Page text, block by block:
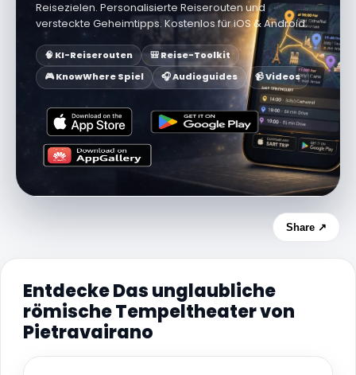
Reisezielen. Personalisierte Reiserouten und
versteckte Geheimtipps. Kostenlos für iOS & Android.
🧠 KI-Reiserouten
🎒 Reise-Toolkit
🎮 KnowWhere Spiel
🎧 Audioguides 📹 Videos
Share ↗
Entdecke Das unglaubliche
römische Tempeltheater von
Pietravairano